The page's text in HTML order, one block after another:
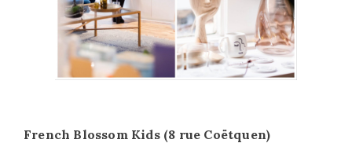
French Blossom Kids (8 rue Coëtquen)